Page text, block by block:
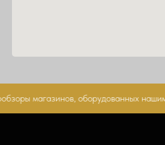
магазинов, оборудованных нашим